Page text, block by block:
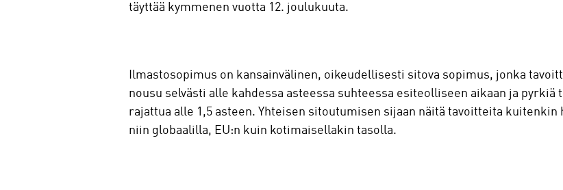
täyttää kymmenen vuotta 12. joulukuuta.
Ilmastosopimus on kansainvälinen, oikeudellisesti sitova sopimus, jonka
nousu selvästi alle kahdessa asteessa suhteessa esiteolliseen aikaan ja
rajattua alle 1,5 asteen. Yhteisen sitoutumisen sijaan näitä tavoitteita kuitenkin
niin globaalilla, EU:n kuin kotimaisellakin tasolla.